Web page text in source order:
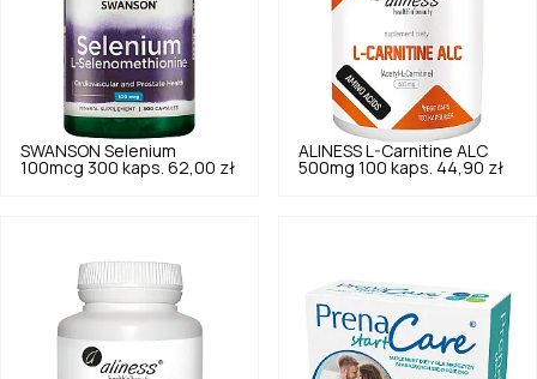
SWANSON Selenium
100mcg 300 kaps. 62,00 zł
ALINESS
L-Carnitine ALC
500mg 100 kaps. 44,90 zł